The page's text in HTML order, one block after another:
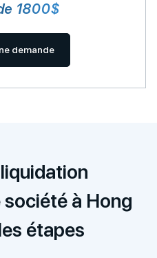
1800$
demande
société à Hong
étapes